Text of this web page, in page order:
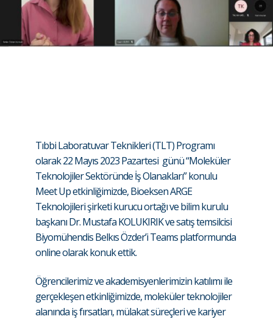
Tıbbi Laboratuvar Teknikleri (TLT) Programı
olarak 22 Mayıs 2023 Pazartesi günü “Moleküler
Teknolojiler Sektöründe İş Olanakları” konulu
Meet Up etkinliğimizde, Bioeksen ARGE
Teknolojileri şirketi kurucu ortağı ve bilim kurulu
başkanı Dr. Mustafa KOLUKIRIK ve satış temsilcisi
Biyomühendis Belkıs Özder’i Teams platformunda
online olarak konuk ettik.
Öğrencilerimiz ve akademisyenlerimizin katılımı ile
gerçekleşen etkinliğimizde, moleküler teknolojiler
alanında iş fırsatları, mülakat süreçleri ve kariyer